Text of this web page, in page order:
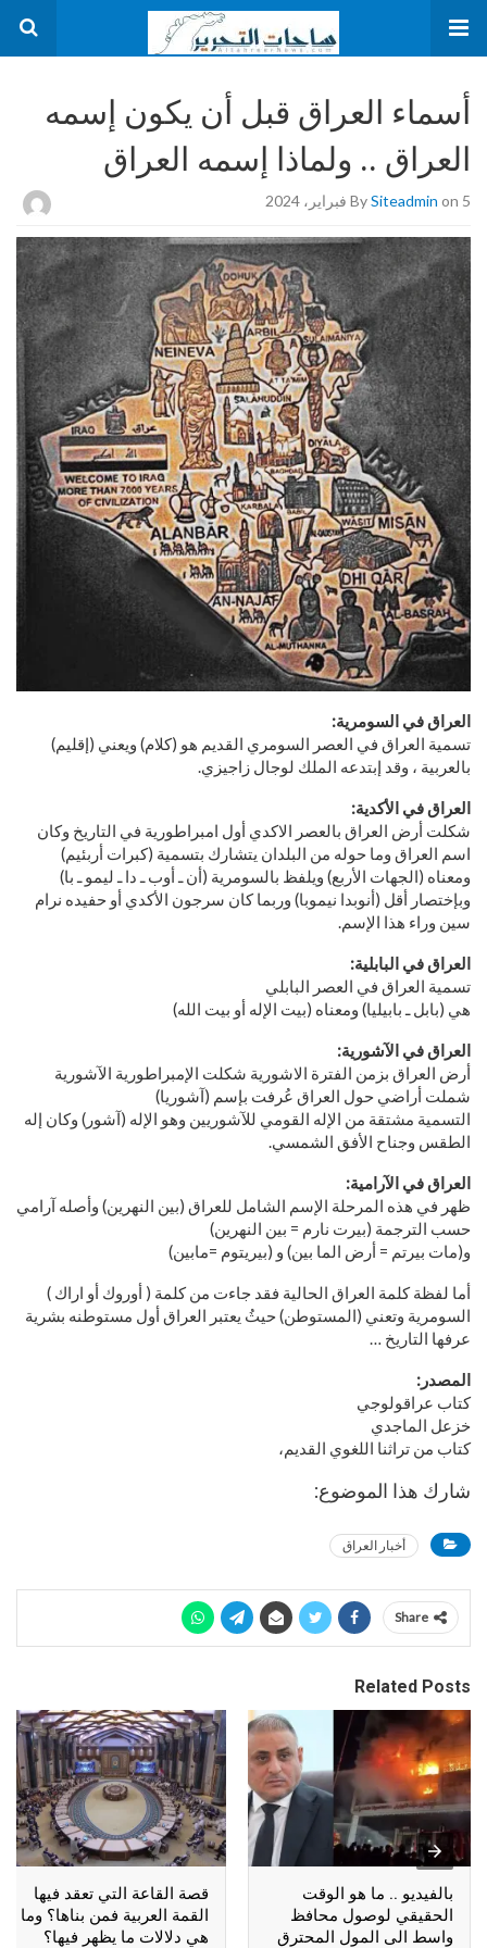
أسماء العراق قبل أن يكون إسمه
العراق .. ولماذا إسمه العراق
BySiteadmin on 5 فبراير، 2024
العراق في السومرية:
تسمية العراق في العصر السومري القديم هو (كلام) ويعني (إقليم)
بالعربية ، وقد إبتدعه الملك لوجال زاجيزي.
العراق في الأكدية:
شكلت أرض العراق بالعصر الاكدي أول امبراطورية في التاريخ وكان
اسم العراق وما حوله من البلدان يتشارك بتسمية (كبرات أربئيم)
ومعناه (الجهات الأربع) ويلفظ بالسومرية (أن ـ أوب ـ دا ـ ليمو ـ با)
وبإختصار أقل (أنوبدا نيموبا) وربما كان سرجون الأكدي أو حفيده نرام
سين وراء هذا الإسم.
العراق في البابلية:
تسمية العراق في العصر البابلي
هي (بابل ـ بابيليا) ومعناه (بيت الإله أو بيت الله)
العراق في الآشورية:
أرض العراق بزمن الفترة الاشورية شكلت الإمبراطورية الآشورية
شملت أراضي حول العراق عُرفت بإسم (آشوريا)
التسمية مشتقة من الإله القومي للآشوريين وهو الإله (آشور) وكان إله
الطقس وجناح الأفق الشمسي.
العراق في الآرامية:
ظهر في هذه المرحلة الإسم الشامل للعراق (بين النهرين) وأصله آرامي
حسب الترجمة (بيرت نارم = بين النهرين)
و(مات بيرتم = أرض الما بين) و (بيريتوم =مابين)
أما لفظة كلمة العراق الحالية فقد جاءت من كلمة ( أوروك أو اراك )
السومرية وتعني (المستوطن) حيثُ يعتبر العراق أول مستوطنه بشرية
عرفها التاريخ …
المصدر:
كتاب عراقولوجي
خزعل الماجدي
كتاب من تراثنا اللغوي القديم،
شارك هذا الموضوع:
أخبار العراق
Share
Related Posts
بالفيديو .. ما هو الوقت
الحقيقي لوصول محافظ
واسط الى المول المحترق
قصة القاعة التي تعقد فيها
القمة العربية فمن بناها؟ وما
هي دلالات ما يظهر فيها؟